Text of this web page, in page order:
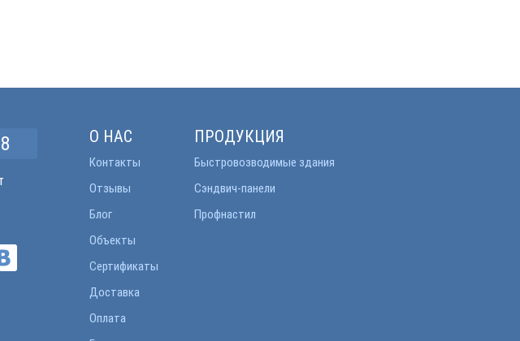
О НАС
Контакты
Отзывы
Блог
Объекты
Сертификаты
Доставка
Оплата
ПРОДУКЦИЯ
Быстровозводимые здания
Сэндвич-панели
Профнастил